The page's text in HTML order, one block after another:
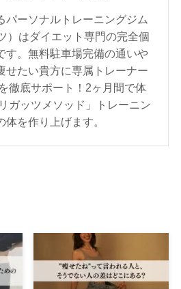
パーソナルトレーニングジム
）はダイエット専門の完全個
す。無料駐車場完備の通いや
せたい貴方に専属トレーナー
徹底サポート！2ヶ月間で体
ガッツメソッド」トレーニン
体を作り上げます。